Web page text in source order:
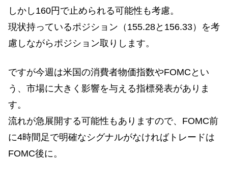
しかし160円で止められる可能性も考慮。
現状持っているポジション（155.28と156.33）を考
慮しながらポジション取りします。
ですが今週は米国の消費者物価指数やFOMCとい
う、市場に大きく影響を与える指標発表がありま
す。
流れが急展開する可能性もありますので、FOMC前
に4時間足で明確なシグナルがなければトレードは
FOMC後に。